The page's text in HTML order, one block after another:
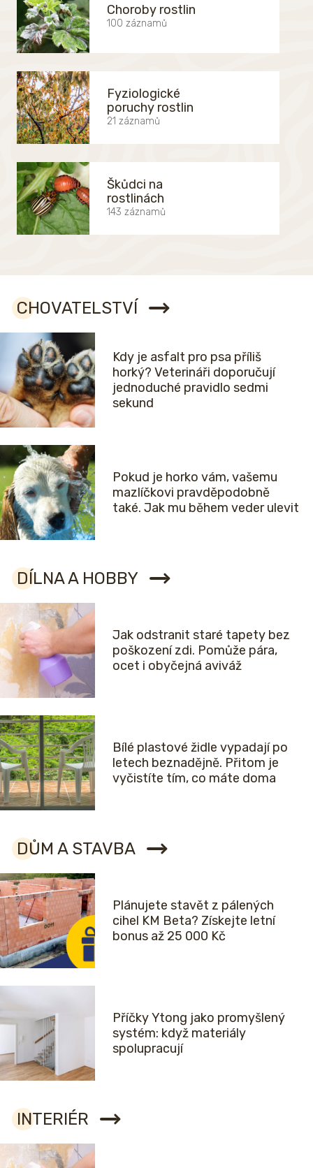
Choroby rostlin
100 záznamů
Fyziologické
poruchy rostlin
21 záznamů
Škůdci na
rostlinách
143 záznamů
CHOVATELSTVÍ
Kdy je asfalt pro psa příliš
horký? Veterináři doporučují
jednoduché pravidlo sedmi
sekund
Pokud je horko vám, vašemu
mazlíčkovi pravděpodobně
také. Jak mu během veder ulevit
DÍLNA A HOBBY
Jak odstranit staré tapety bez
poškození zdi. Pomůže pára,
ocet i obyčejná aviváž
Bílé plastové židle vypadají po
letech beznadějně. Přitom je
vyčistíte tím, co máte doma
DŮM A STAVBA
Plánujete stavět z pálených
cihel KM Beta? Získejte letní
bonus až 25 000 Kč
Příčky Ytong jako promyšlený
systém: když materiály
spolupracují
INTERIÉR